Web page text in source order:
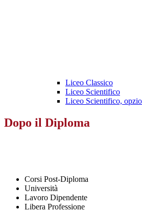
Liceo Classico
Liceo Scientifico
Liceo Scientifico,
Dopo il Diploma
Corsi Post-Diploma
Università
Lavoro Dipendente
Libera Professione